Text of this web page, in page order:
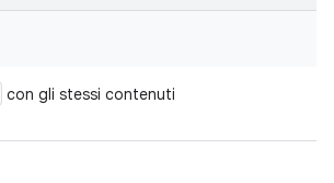
con gli stessi contenuti